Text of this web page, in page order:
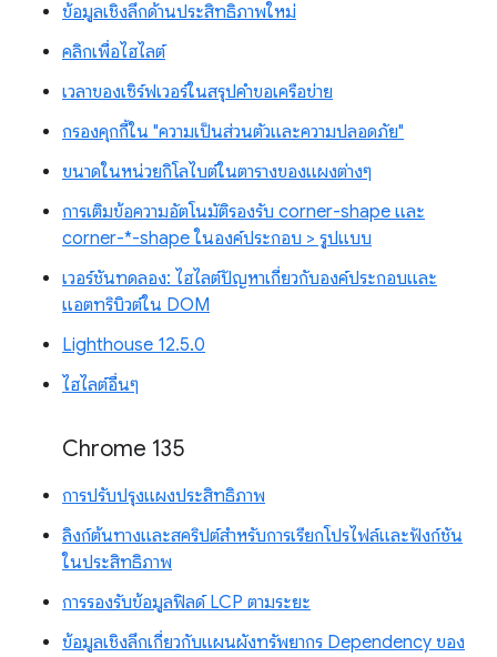
ข้อมูลเชิงลึกด้านประสิทธิภาพใหม่
คลิกเพื่อไฮไลต์
เวลาของเซิร์ฟเวอร์ในสรุปคำขอเครือข่าย
กรองคุกกี้ใน "ความเป็นส่วนตัวและความปลอดภัย"
ขนาดในหน่วยกิโลไบต์ในตารางของแผงต่างๆ
การเติมข้อความอัตโนมัติรองรับ corner-shape และ
corner-*-shape ในองค์ประกอบ > รูปแบบ
เวอร์ชันทดลอง: ไฮไลต์ปัญหาเกี่ยวกับองค์ประกอบและ
แอตทริบิวต์ใน DOM
Lighthouse 12.5.0
ไฮไลต์อื่นๆ
Chrome 135
การปรับปรุงแผงประสิทธิภาพ
ลิงก์ต้นทางและสคริปต์สำหรับการเรียกโปรไฟล์และฟังก์ชัน
ในประสิทธิภาพ
การรองรับข้อมูลฟิลด์ LCP ตามระยะ
ข้อมูลเชิงลึกเกี่ยวกับแผนผังทรัพยากร Dependency ของ